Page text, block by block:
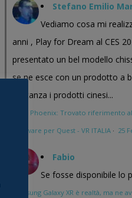
Stefano Emilio
Vediamo cosa mi
anni , Play for Dream al CES
presentato un bel modello
se ne esce con un prodotto a
sostanza i prodotti cinesi...
Meta Phoenix: Trovato riferimento
firmware per Quest - VR ITALIA · 25
Fabio
Se fosse disponibile lo
Samsung Galaxy XR è realtà, ma ne